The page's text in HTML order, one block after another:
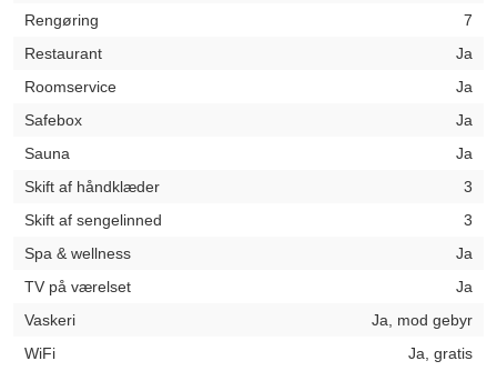
Rengøring
7
Restaurant
Ja
Roomservice
Ja
Safebox
Ja
Sauna
Ja
Skift af håndklæder
3
Skift af sengelinned
3
Spa & wellness
Ja
TV på værelset
Ja
Vaskeri
Ja, mod gebyr
WiFi
Ja, gratis